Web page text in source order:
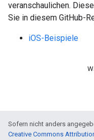
veranschaulichen.
Sie in diesem GitHub-
iOS-Beispiele
Sofern nicht anders
Creative Commons